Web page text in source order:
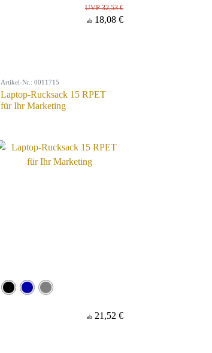
UVP 32,53 €
ab 18,08 €
Artikel-Nr.: 0011715
Laptop-Rucksack 15 RPET
für Ihr Marketing
ab 21,52 €